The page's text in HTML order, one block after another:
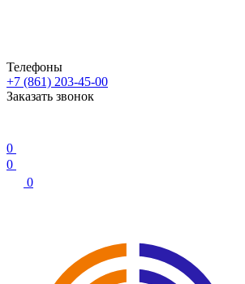
Телефоны
+7 (861) 203-45-00
Заказать звонок
0
0
0